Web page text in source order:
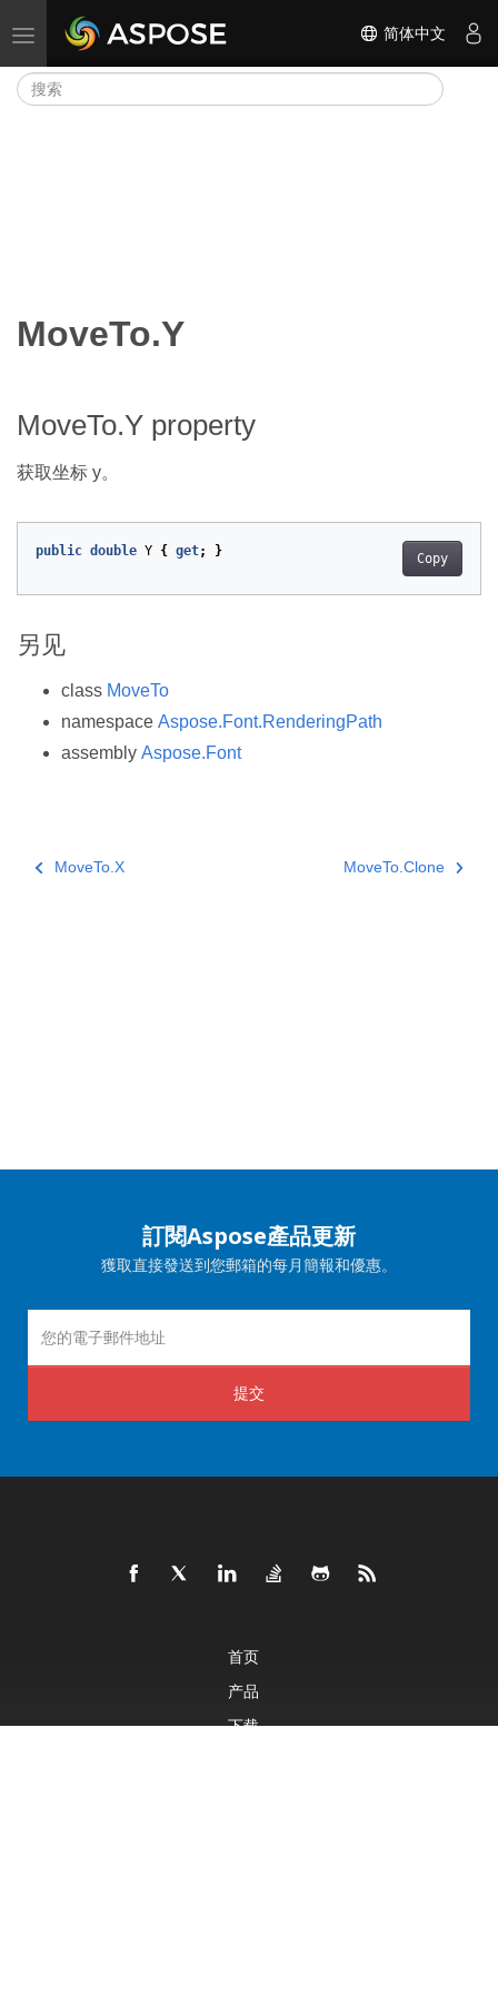
切换导航 简体中文
MoveTo.Y
MoveTo.Y property
获取坐标 y。
Copy
public double Y { get; }
另见
class MoveTo
namespace Aspose.Font.RenderingPath
assembly Aspose.Font
MoveTo.X MoveTo.Clone
訂閱Aspose產品更新
獲取直接發送到您郵箱的每月簡報和優惠。
提交
首页
产品
下载